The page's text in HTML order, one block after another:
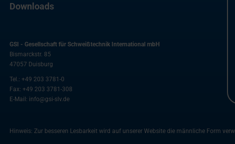
Downloads
GSI - Gesellschaft für Schweißtechnik International mbH
Bismarckstr. 85
47057 Duisburg
Tel.: +49 203 3781-0
Fax: +49 203 3781-308
E-Mail: info@gsi-slv.de
Hinweis: Zur besseren Lesbarkeit wird auf unserer Website die männliche Form